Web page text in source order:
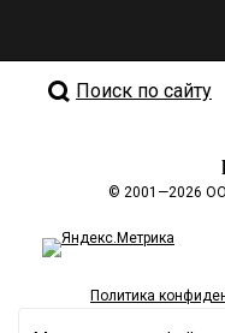
Поиск по сайту
© 2001—2026
Политика